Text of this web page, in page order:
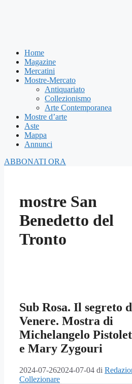
Home
Magazine
Mercatini
Mostre-Mercato
Antiquariato
Collezionismo
Arte Contemporanea
Mostre d’arte
Aste
Mappa
Annunci
ABBONATI ORA
mostre San
Benedetto del
Tronto
Sub Rosa. Il segreto
Venere. Mostra di
Michelangelo
e Mary Zygouri
2024-07-262024-07-04 di
Collezionare